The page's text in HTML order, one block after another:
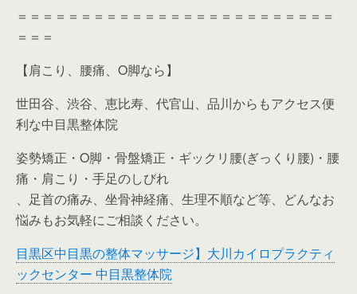
＝＝＝＝＝＝＝＝＝＝＝＝＝＝＝＝＝＝＝＝＝＝＝＝＝
＝＝＝
【肩こり、腰痛、O脚なら】
世田谷、渋谷、恵比寿、代官山、品川からもアクセス便
利な中目黒整体院
姿勢矯正・O脚・骨盤矯正・ギックリ腰(ぎっくり腰)・腰
痛・肩こり・手足のしびれ
、足首の痛み、坐骨神経痛、生理不順など等、どんなお
悩みもお気軽にご相談ください。
目黒区中目黒の整体マッサージ】大川カイロプラクティ
ックセンター 中目黒整体院